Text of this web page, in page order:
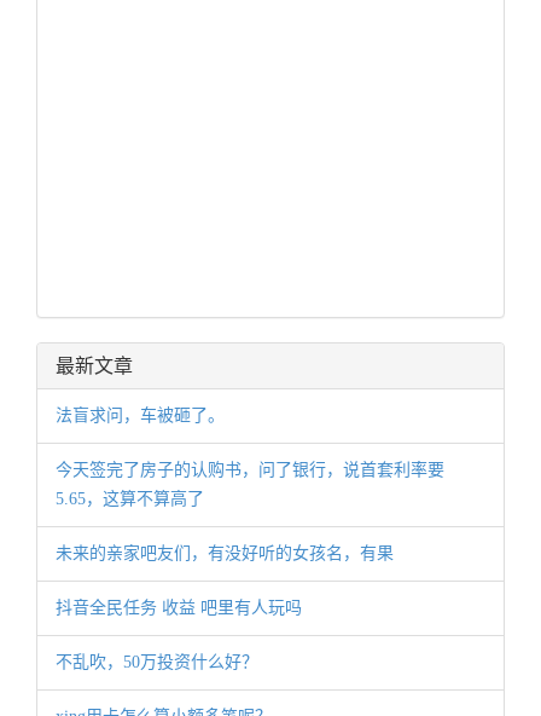
最新文章
法盲求问，车被砸了。
今天签完了房子的认购书，问了银行，说首套利率要
5.65，这算不算高了
未来的亲家吧友们，有没好听的女孩名，有果
抖音全民任务 收益 吧里有人玩吗
不乱吹，50万投资什么好？